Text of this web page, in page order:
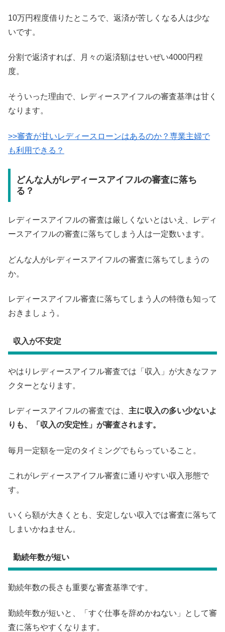
10万円程度借りたところで、返済が苦しくなる人は少な
いです。
分割で返済すれば、月々の返済額はせいぜい4000円程
度。
そういった理由で、レディースアイフルの審査基準は甘く
なります。
>>審査が甘いレディースローンはあるのか？専業主婦で
も利用できる？
どんな人がレディースアイフルの審査に落ち
る？
レディースアイフルの審査は厳しくないとはいえ、レディ
ースアイフルの審査に落ちてしまう人は一定数います。
どんな人がレディースアイフルの審査に落ちてしまうの
か。
レディースアイフル審査に落ちてしまう人の特徴も知って
おきましょう。
収入が不安定
やはりレディースアイフル審査では「収入」が大きなファ
クターとなります。
レディースアイフルの審査では、 主に収入の多い少ないよ
りも、「収入の安定性」が審査されます。
毎月一定額を一定のタイミングでもらっていること。
これがレディースアイフル審査に通りやすい収入形態で
す。
いくら額が大きくとも、安定しない収入では審査に落ちて
しまいかねません。
勤続年数が短い
勤続年数の長さも重要な審査基準です。
勤続年数が短いと、「すぐ仕事を辞めかねない」として審
査に落ちやすくなります。